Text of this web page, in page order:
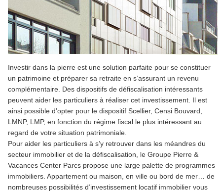
Investir dans la pierre est une solution parfaite pour se constituer
un patrimoine et préparer sa retraite en s’assurant un revenu
complémentaire. Des dispositifs de défiscalisation intéressants
peuvent aider les particuliers à réaliser cet investissement. Il est
ainsi possible d’opter pour le dispositif Scellier, Censi Bouvard,
LMNP, LMP, en fonction du régime fiscal le plus intéressant au
regard de votre situation patrimoniale.
Pour aider les particuliers à s’y retrouver dans les méandres du
secteur immobilier et de la défiscalisation, le Groupe Pierre &
Vacances Center Parcs propose une large palette de programmes
immobiliers. Appartement ou maison, en ville ou bord de mer… de
nombreuses possibilités d’investissement locatif immobilier vous